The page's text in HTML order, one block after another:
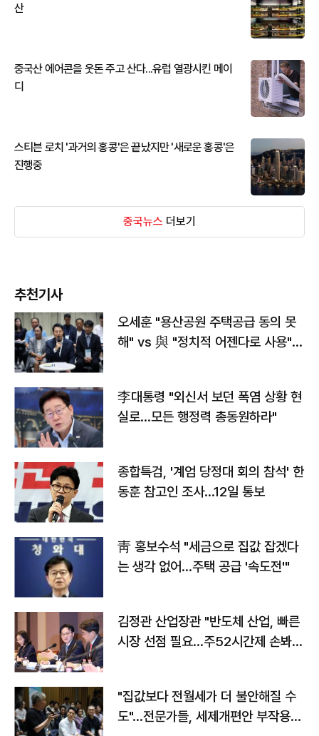
산
중국산 에어콘을 웃돈 주고 산다...유럽 열광시킨 메이
디
스티븐 로치 '과거의 홍콩'은 끝났지만 '새로운 홍콩'은
진행중
중국뉴스 더보기
추천기사
오세훈 "용산공원 주택공급 동의 못
해" vs 與 "정치적 어젠다로 사용"
李대통령 "외신서 보던 폭염 상황 현
실로…모든 행정력 총동원하라"
종합특검, '계엄 당정대 회의 참석' 한
동훈 참고인 조사...12일 통보
靑 홍보수석 "세금으로 집값 잡겠다
는 생각 없어…주택 공급 '속도전'"
김정관 산업장관 "반도체 산업, 빠른
시장 선점 필요…주52시간제 손봐
"집값보다 전월세가 더 불안해질 수
도"…전문가들, 세제개편안 부작용